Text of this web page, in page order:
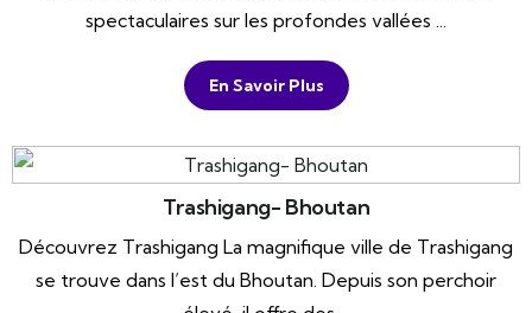
spectaculaires sur les profondes vallées ...
En Savoir Plus
Trashigang- Bhoutan
Découvrez Trashigang La magnifique ville de Trashigang
se trouve dans l’est du Bhoutan. Depuis son perchoir